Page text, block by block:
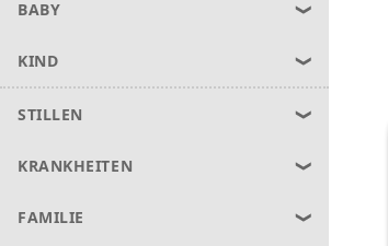
BABY
KIND
STILLEN
KRANKHEITEN
FAMILIE